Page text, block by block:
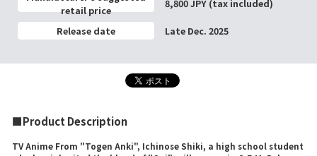
retail price
8,800 JPY (tax included)
Release date Late Dec. 2025
■Product Description
TV Anime From "Togen Anki", Ichinose Shiki, a high school student